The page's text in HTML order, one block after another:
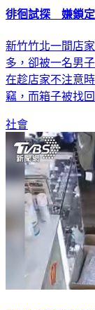
徘徊試探 嫌鎖定
新竹竹北一間店
多，卻被一名男
在趁店家不注意
竊，而箱子被找
社會